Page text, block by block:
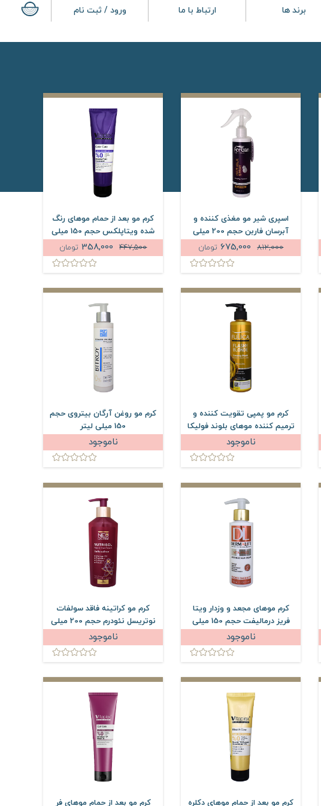
برند ها ارتباط با ما ورود / ثبت نام
اسپری شیر مو مغذی کننده و
آبرسان فاربن حجم 200 میلی
لیتر
812,000 تومان
کرم مو بعد از حمام موهای رنگ
شده ویتاپلکس حجم 150 میلی
لیتر
447,500 تومان
کرم مو پمپی تقویت کننده و
ترمیم کننده موهای بلوند فولیکا
ناموجود
کرم مو روغن آرگان بیتروی حجم
150 میلی لیتر
ناموجود
کرم موهای مجعد و وزدار ویتا
فریز درمالیفت حجم 150 میلی
لیتر
ناموجود
کرم مو کراتینه فاقد سولفات
نوتریسل نئودرم حجم 200 میلی
لیتر
ناموجود
کرم مو بعد از حمام موهای دکلره
کرم مو بعد از حمام موهای فر